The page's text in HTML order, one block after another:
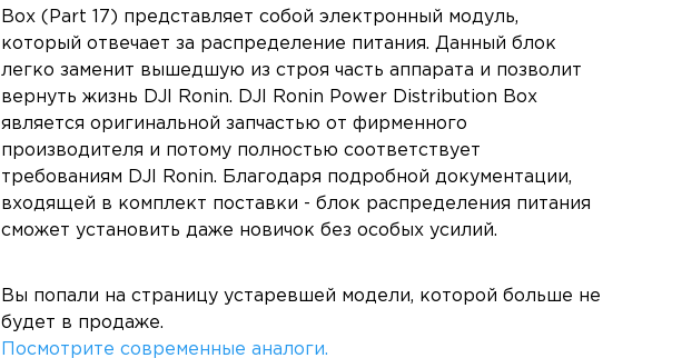
Box (Part 17) представляет собой электронный модуль,
который отвечает за распределение питания. Данный блок
легко заменит вышедшую из строя часть аппарата и позволит
вернуть жизнь DJI Ronin. DJI Ronin Power Distribution Box
является оригинальной запчастью от фирменного
производителя и потому полностью соответствует
требованиям DJI Ronin. Благодаря подробной документации,
входящей в комплект поставки - блок распределения питания
сможет установить даже новичок без особых усилий.
Вы попали на страницу устаревшей модели, которой больше не
будет в продаже.
Посмотрите современные аналоги.